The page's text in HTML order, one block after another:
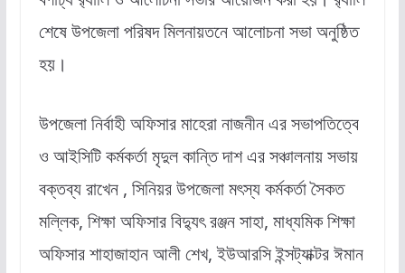
শেষে উপজেলা পরিষদ মিলনায়তনে আলোচনা সভা অনুষ্ঠিত
হয়।
উপজেলা নির্বাহী অফিসার মাহেরা নাজনীন এর সভাপতিত্বে
ও আইসিটি কর্মকর্তা মৃদুল কান্তি দাশ এর সঞ্চালনায় সভায়
বক্তব্য রাখেন , সিনিয়র উপজেলা মৎস্য কর্মকর্তা সৈকত
মল্লিক, শিক্ষা অফিসার বিদ্যুৎ রঞ্জন সাহা, মাধ্যমিক শিক্ষা
অফিসার শাহাজাহান আলী শেখ, ইউআরসি ইন্সট্যাক্টর ঈমান